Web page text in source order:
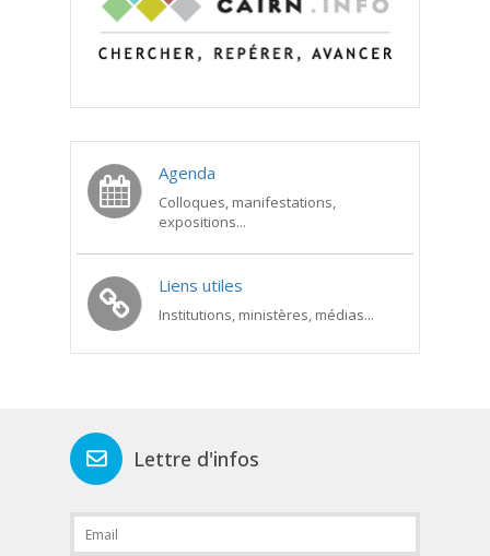
Agenda
Colloques, manifestations,
expositions...
Liens utiles
Institutions, ministères, médias...
Lettre d'infos